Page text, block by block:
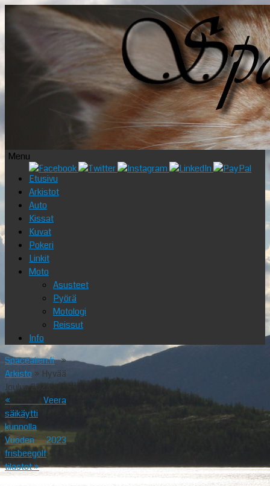
Menu
Skip
content
Etusivu
Arkistot
Auto
Kissat
Kuvat
Pokeri
Linkit
Moto
Asusteet
Pyörä
Motologi
Reissut
Info
Spacealien.fi»
Arkisto » Hyvää
Joulua 2023!
« Veera
säikäytti
kunnolla
Vuoden 2023
frisbeegolf
tilastot»